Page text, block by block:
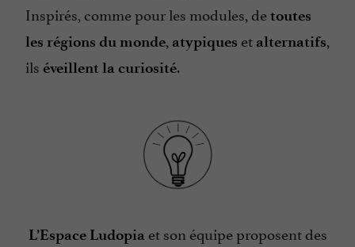
Inspirés, comme pour les modules, detoutes
les régions du monde, atypiques et alternatifs,
ils éveillent la curiosité.
L’Espace Ludopia et son équipe proposent des